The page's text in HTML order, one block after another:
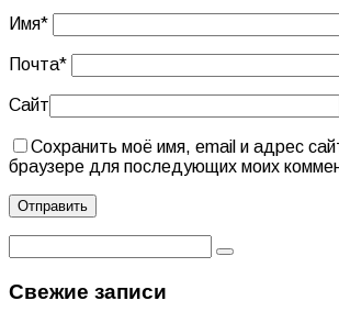
Имя*
Почта*
Сайт
Сохранить моё имя, email и адрес
браузере для последующих моих
Свежие записи